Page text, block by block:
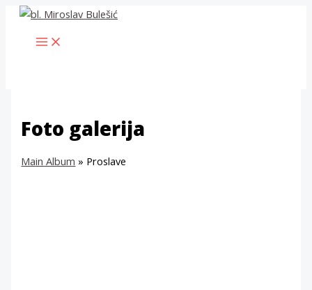
Skip
content
MAIN
MENU
Foto galerija
Main Album » Proslave